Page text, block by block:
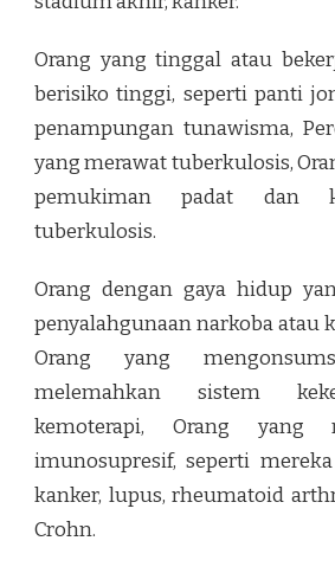
Orang yang tinggal atau
berisiko tinggi, seperti panti
penampungan tunawisma,
yang merawat tuberkulosis,
pemukiman padat dan
tuberkulosis.
Orang dengan gaya hidup
penyalahgunaan narkoba atau
Orang yang
melemahkan sistem
kemoterapi, Orang yang
imunosupresif, seperti
kanker, lupus, rheumatoid
Crohn.